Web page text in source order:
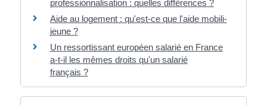
professionnalisation : quelles différences ?
Aide au logement : qu'est-ce que l'aide mobili-
jeune ?
Un ressortissant européen salarié en France
a-t-il les mêmes droits qu'un salarié
français ?